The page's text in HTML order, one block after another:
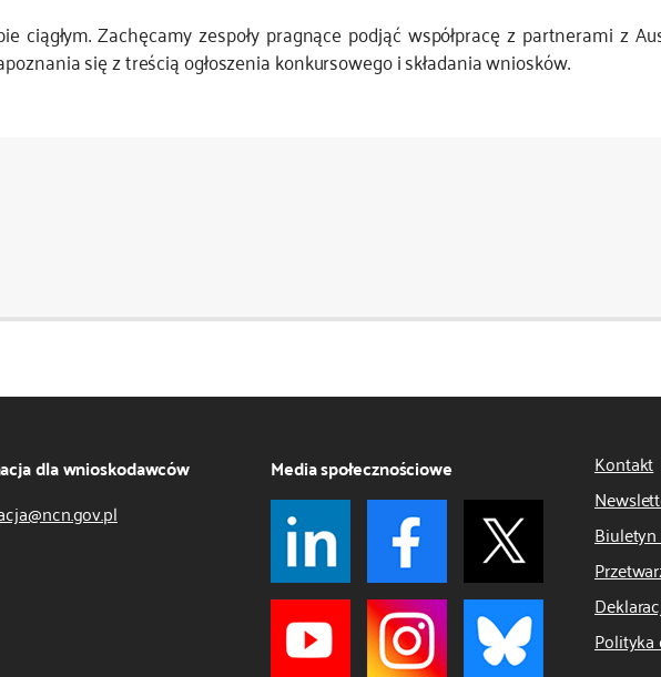
Zachęcamy zespoły pragnące podjąć współpracę z partnerami z
się z treścią ogłoszenia konkursowego i składania wniosków.
dla wnioskodawców Media społecznościowe
Kontakt